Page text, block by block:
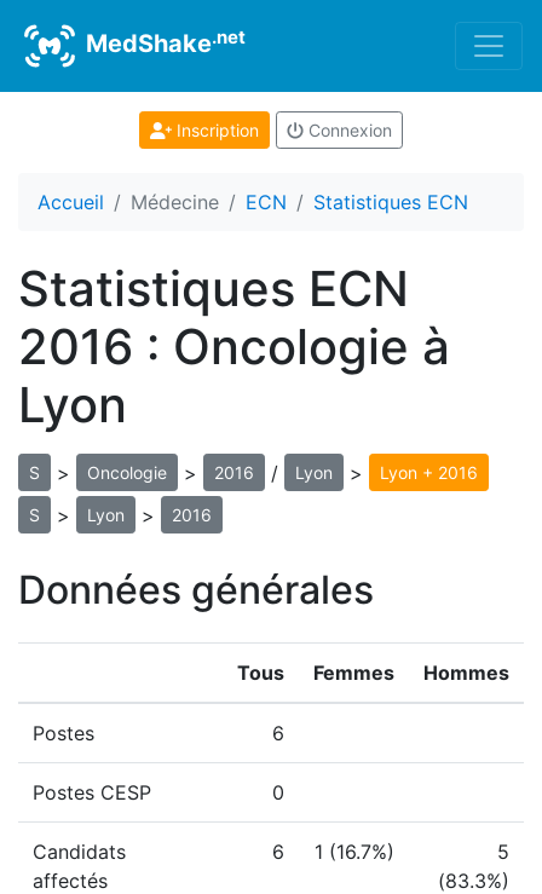
MedShake.net
Inscription Connexion
Accueil Médecine ECN Statistiques ECN
Statistiques ECN
2016 : Oncologie à
Lyon
S > Oncologie > 2016 / Lyon > Lyon + 2016
S > Lyon > 2016
Données générales
Tous Femmes Hommes
Postes 6
Postes CESP 0
Candidats
affectés
6 1 (16.7%)
5
(83.3%)